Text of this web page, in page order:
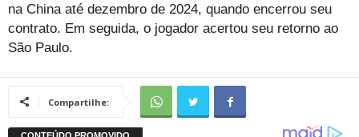
na China até dezembro de 2024, quando encerrou seu
contrato. Em seguida, o jogador acertou seu retorno ao
São Paulo.
Compartilhe: